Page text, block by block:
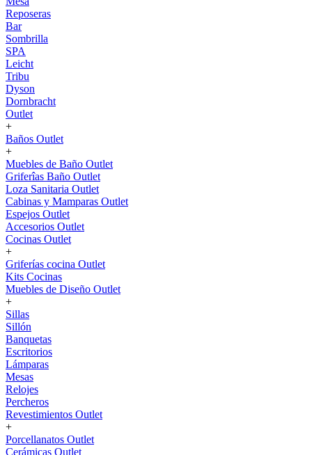
Reposeras
Bar
Sombrilla
SPA
Leicht
Tribu
Dyson
Dornbracht
Outlet
+
Baños Outlet
+
Muebles de Baño Outlet
Griferîas Baño Outlet
Loza Sanitaria Outlet
Cabinas y Mamparas Outlet
Espejos Outlet
Accesorios Outlet
Cocinas Outlet
+
Griferías cocina Outlet
Kits Cocinas
Muebles de Diseño Outlet
+
Sillas
Sillón
Banquetas
Escritorios
Lámparas
Mesas
Relojes
Percheros
Revestimientos Outlet
+
Porcellanatos Outlet
Cerámicas Outlet